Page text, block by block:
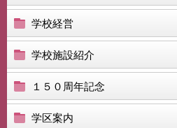
学校経営
学校施設紹介
１５０周年記念
学区案内